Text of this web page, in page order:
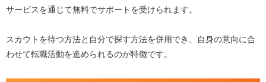
サービスを通じて無料でサポートを受けられます。
スカウトを待つ方法と自分で探す方法を併用でき、自身の意向に合
わせて転職活動を進められるのが特徴です。